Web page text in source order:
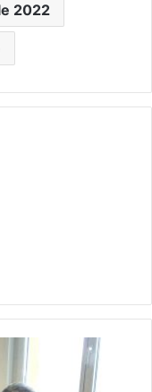
2022